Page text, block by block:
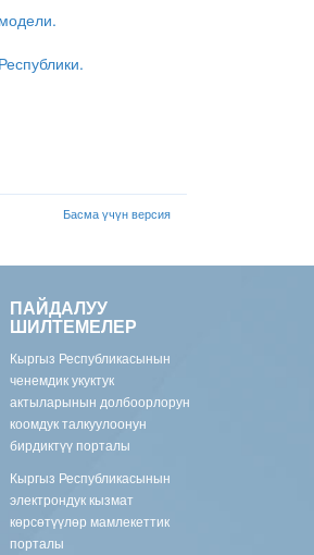
Басма үчүн версия
ПАЙДАЛУУ
ШИЛТЕМЕЛЕР
Кыргыз Республикасынын
ченемдик укуктук
актыларынын долбоорлорун
коомдук талкуулоонун
бирдиктүү порталы
Кыргыз Республикасынын
электрондук кызмат
көрсөтүүлөр мамлекеттик
порталы